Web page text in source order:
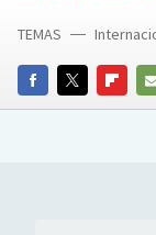
FACEBOOKTWITTER
TEMAS